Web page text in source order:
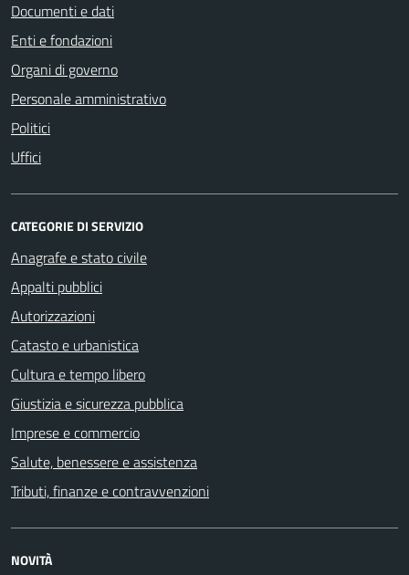
Documenti e dati
Enti e fondazioni
Organi di governo
Personale amministrativo
Politici
Uffici
CATEGORIE DI SERVIZIO
Anagrafe e stato civile
Appalti pubblici
Autorizzazioni
Catasto e urbanistica
Cultura e tempo libero
Giustizia e sicurezza pubblica
Imprese e commercio
Salute, benessere e assistenza
Tributi, finanze e contravvenzioni
NOVITÀ